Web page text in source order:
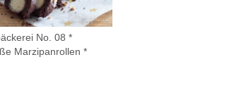
No. 08 *
Marzipanrollen *